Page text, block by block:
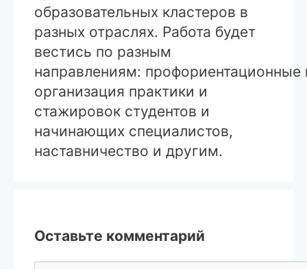
образовательных кластеров в
разных отраслях. Работа будет
вестись по разным
направлениям: профориентационные
организация практики и
стажировок студентов и
начинающих специалистов,
наставничество и другим.
Оставьте комментарий